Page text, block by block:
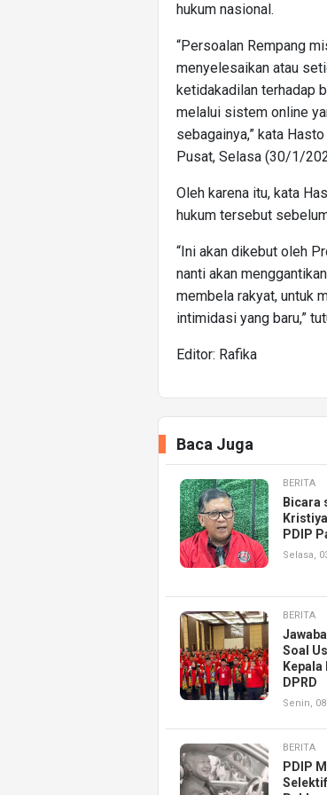
hukum nasional.
“Persoalan Rempang
menyelesaikan atau
ketidakadilan terhadap
melalui sistem online
sebagainya,” kata
Pusat, Selasa (30/1/
Oleh karena itu, kata
hukum tersebut
“Ini akan dikebut oleh
nanti akan
membela rakyat, untuk
intimidasi yang baru,”
Editor: Rafika
Baca Juga
BERITA
Bicara
PDIP
Selasa,
BERITA
Soal
DPRD
Senin,
BERITA
PDIP